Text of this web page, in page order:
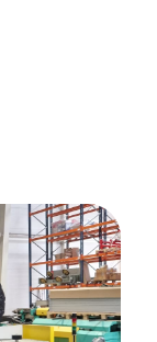
próżniowa RIETSCHLE